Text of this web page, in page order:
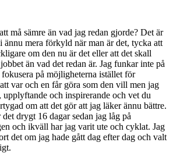
må sämre än vad jag redan gjorde? Det är
ännu mera förkyld när man är det, tycka att
om den nu är det eller att det skall
än vad det redan är. Jag funkar inte på
fokusera på möjligheterna istället för
var och en får göra som den vill men jag
och inspirerande och vet du
om att det gör att jag läker ännu bättre.
drygt 16 dagar sedan jag låg på
och ikväll har jag varit ute och cyklat. Jag
det om jag hade gått dag efter dag och valt